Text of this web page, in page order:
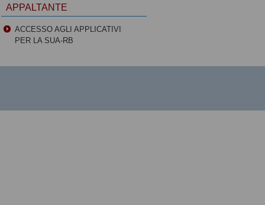
APPALTANTE
ACCESSO AGLI APPLICATIVI
PER LA SUA-RB